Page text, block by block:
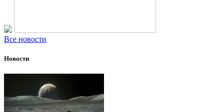
Все новости
Новости